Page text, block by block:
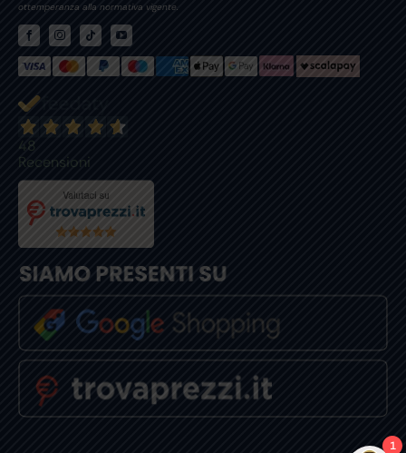
ottemperanza alla normativa vigente.
48
Recensioni
1